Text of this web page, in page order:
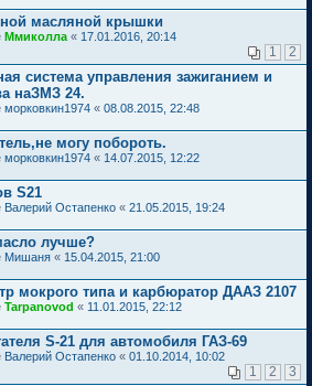
масляной крышки
Ммиколла « 17.01.2016, 20:14
1 2
система управления зажиганием и
наЗМЗ 24.
морковкин1974 « 08.08.2015, 22:48
могу побороть.
морковкин1974 « 14.07.2015, 12:22
S21
Валерий Остапенко « 21.05.2015, 19:24
лучше?
Мишаня « 15.04.2015, 21:00
мокрого типа и карбюратор ДААЗ 2107
Tarpanovod « 11.01.2015, 22:12
S-21 для автомобиля ГАЗ-69
Валерий Остапенко « 01.10.2014, 10:02
1 2 3